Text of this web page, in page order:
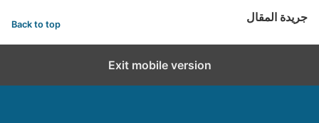
جريدة المقال Back to top
Exit mobile version